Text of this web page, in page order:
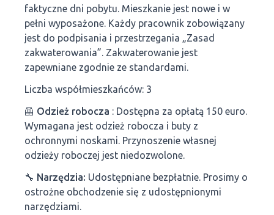
faktyczne dni pobytu. Mieszkanie jest nowe i w
pełni wyposażone. Każdy pracownik zobowiązany
jest do podpisania i przestrzegania „Zasad
zakwaterowania”. Zakwaterowanie jest
zapewniane zgodnie ze standardami.
Liczba współmieszkańców: 3
🦺 Odzież robocza : Dostępna za opłatą 150 euro.
Wymagana jest odzież robocza i buty z
ochronnymi noskami. Przynoszenie własnej
odzieży roboczej jest niedozwolone.
🔧 Narzędzia: Udostępniane bezpłatnie. Prosimy o
ostrożne obchodzenie się z udostępnionymi
narzędziami.